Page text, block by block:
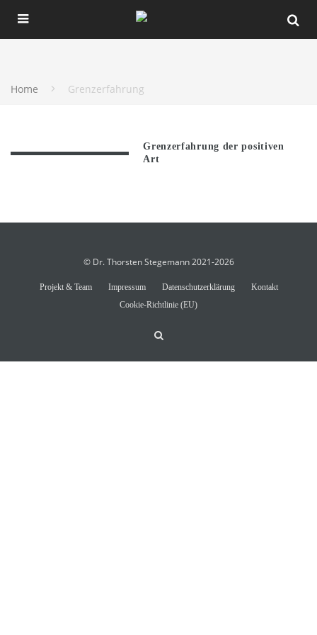
Home Grenzerfahrung
Grenzerfahrung der positiven
Art
© Dr. Thorsten Stegemann 2021-2026
Projekt & Team Impressum Datenschutzerklärung
Kontakt
Cookie-Richtlinie (EU)